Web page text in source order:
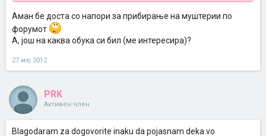
интернет за жал не може да се направи.
Поздрав до ПРК .
Аман бе доста со напори за прибирање на муштерии по
форумот
А, још на каква обука си бил (ме интересира)?
27 мај 2012
PRK
Активен член
Blagodaram za dogovorite inaku da pojasnam deka vo